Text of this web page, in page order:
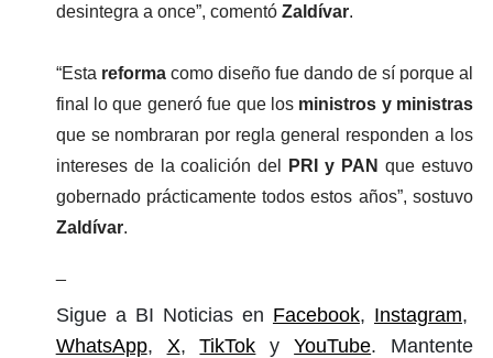
desintegra a once”, comentó Zaldívar.
“Esta reforma como diseño fue dando de sí porque al
final lo que generó fue que los ministros y ministras
que se nombraran por regla general responden a los
intereses de la coalición del
PRI y PAN que estuvo
gobernado prácticamente todos estos años”, sostuvo
Zaldívar.
Sigue a BI Noticias en Facebook, Instagram,
WhatsApp, X,TikTok yYouTube. Mantente